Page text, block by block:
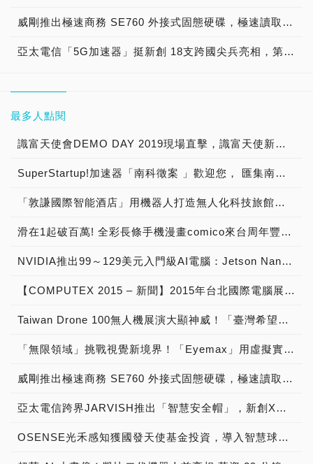
威剛推出極速商務 SE760 外接式固態硬碟，極速讀取效能 優雅時尚美學 感受力與美的完美結合
亞太電信「5G加速器」挺新創 18支跨國尖兵亮相，第二期計畫吸引國內外頂尖團隊競逐「共創5G新商機 智慧醫療遠端預警 防堵疫情缺口 機器手臂煮咖啡輕鬆當頭家」
最多人點閱
識富天使會DEMO DAY 2019現場直擊，識富天使新創加速計畫啟動夢想成真之旅！
SuperStartup!加速器「南科徵案 」歡迎您， 匯集南科創新創業生態系能量 挹注新創團隊新動能！
「敦謙國際智能酒店」用機器人打造無人化科技旅館！從Hotel業發展成為HoTech業，實現機器人旅店台灣之光！
滑在1起破百萬! 全彩長條手機漫畫comico來台周年豐收 台灣新創漫畫《魔王經紀人》台日韓三國連載開始
NVIDIA推出99～129美元入門級AI電腦：Jetson Nano，開啟創客智慧級嵌入式應用
【COMPUTEX 2015 – 新聞】2015年台北國際電腦展新創生力軍，在世貿三館展區與您一起「預見未來」
Taiwan Drone 100無人機展演大顯神威！「臺灣希望創新」正港台灣之光，「無人機 研發x群飛x教育」未來商機無可限量！
「無限領域」挑戰視覺新境界！「Eyemax」用虛擬實境顛覆電競世界，搶攻教育市場 展現台灣人軟實力與硬底子！
威剛推出極速商務 SE760 外接式固態硬碟，極速讀取效能 優雅時尚美學 感受力與美的完美結合
亞太電信跨界JARVISH推出「智慧安全帽」，新創X科技完美結合 騎車「動口不動手」 打造智慧騎乘新體驗
OSENSE光禾感知獲國發天使基金投資，導入智慧球場創造新世代體驗